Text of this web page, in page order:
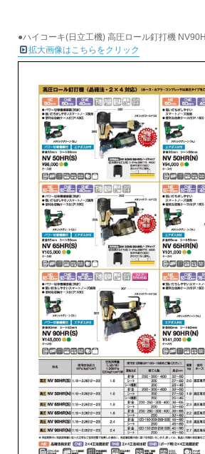
●ハイコーキ(日立工機) 高圧ロール釘打機
拡大画像はこちらをクリック